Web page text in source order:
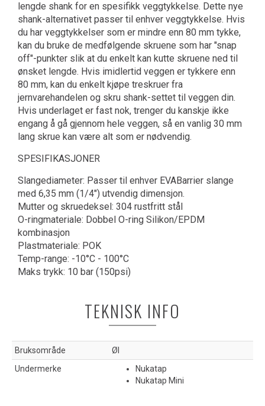
lengde shank for en spesifikk veggtykkelse. Dette nye
shank-alternativet passer til enhver veggtykkelse. Hvis
du har veggtykkelser som er mindre enn 80 mm tykke,
kan du bruke de medfølgende skruene som har "snap
off"-punkter slik at du enkelt kan kutte skruene ned til
ønsket lengde. Hvis imidlertid veggen er tykkere enn
80 mm, kan du enkelt kjøpe treskruer fra
jernvarehandelen og skru shank-settet til veggen din.
Hvis underlaget er fast nok, trenger du kanskje ikke
engang å gå gjennom hele veggen, så en vanlig 30 mm
lang skrue kan være alt som er nødvendig.
SPESIFIKASJONER
Slangediameter: Passer til enhver EVABarrier slange
med 6,35 mm (1/4") utvendig dimensjon.
Mutter og skruedeksel: 304 rustfritt stål
O-ringmateriale: Dobbel O-ring Silikon/EPDM
kombinasjon
Plastmateriale: POK
Temp-range: -10°C - 100°C
Maks trykk: 10 bar (150psi)
TEKNISK INFO
Bruksområde
Øl
Undermerke
Nukatap
Nukatap Mini